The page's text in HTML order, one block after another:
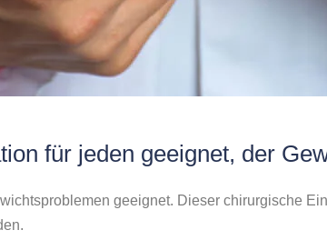
für jeden geeignet, der
geeignet. Dieser chirurgische